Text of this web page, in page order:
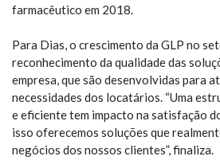
farmacêutico em 2018.
Para Dias, o crescimento da GLP no
reconhecimento da qualidade das
empresa, que são desenvolvidas para
necessidades dos locatários. “Uma
e eficiente tem impacto na satisfação
isso oferecemos soluções que
negócios dos nossos clientes”, finaliza.